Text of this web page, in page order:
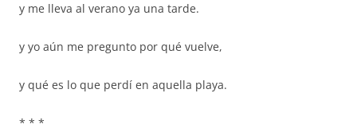
y me lleva al verano ya una tarde.
y yo aún me pregunto por qué vuelve,
y qué es lo que perdí en aquella playa.
* * *